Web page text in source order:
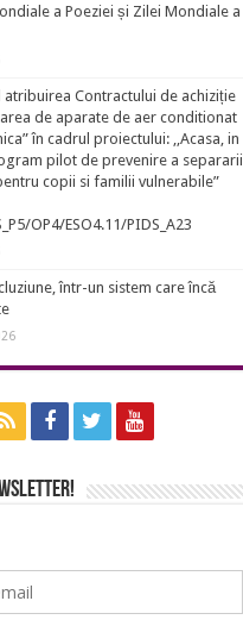
a Poeziei și Zilei Mondiale a
atribuirea Contractului de achiziție
de aparate de aer conditionat
în cadrul proiectului: ,,Acasa, in
pilot de prevenire a separarii
copii si familii vulnerabile”
OP4/ESO4.11/PIDS_A23
într-un sistem care încă